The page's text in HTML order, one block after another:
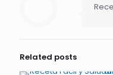
Related posts